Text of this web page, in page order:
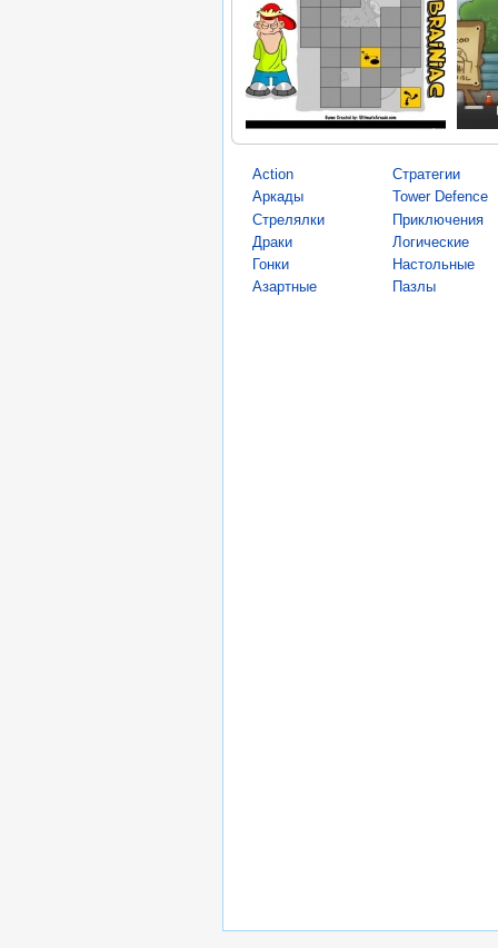
Action
Аркады
Стрелялки
Драки
Гонки
Азартные
Стратегии
Tower Defence
Приключения
Логические
Настольные
Пазлы